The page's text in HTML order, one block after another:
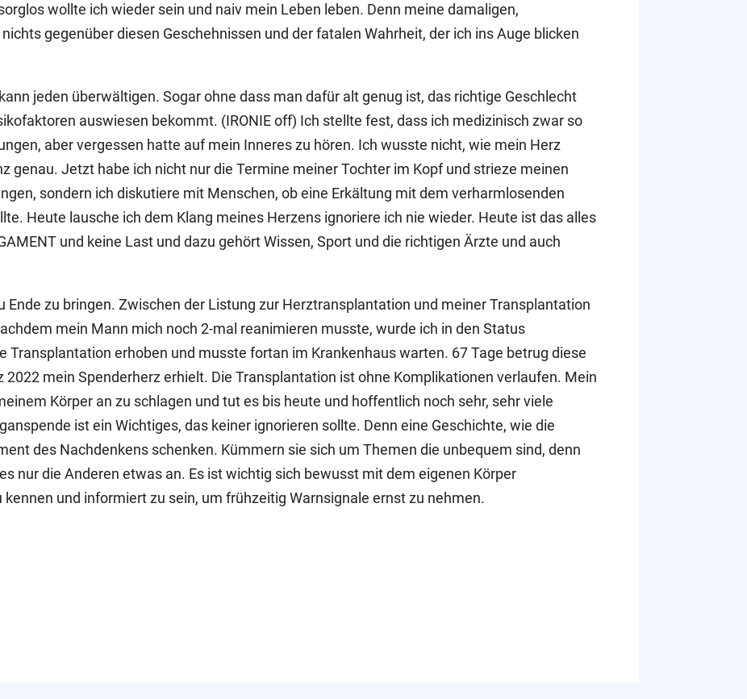
wollte ich wieder sein und naiv mein Leben leben. Denn meine damaligen,
gegenüber diesen Geschehnissen und der fatalen Wahrheit, der ich ins Auge blicken
jeden überwältigen. Sogar ohne dass man dafür alt genug ist, das richtige Geschlecht
auswiesen bekommt. (IRONIE off) Ich stellte fest, dass ich medizinisch zwar so
aber vergessen hatte auf mein Inneres zu hören. Ich wusste nicht, wie mein Herz
genau. Jetzt habe ich nicht nur die Termine meiner Tochter im Kopf und strieze meinen
sondern ich diskutiere mit Menschen, ob eine Erkältung mit dem verharmlosenden
Heute lausche ich dem Klang meines Herzens ignoriere ich nie wieder. Heute ist das alles
und keine Last und dazu gehört Wissen, Sport und die richtigen Ärzte und auch
Ende zu bringen. Zwischen der Listung zur Herztransplantation und meiner Transplantation
mein Mann mich noch 2-mal reanimieren musste, wurde ich in den Status
Transplantation erhoben und musste fortan im Krankenhaus warten. 67 Tage betrug diese
2022 mein Spenderherz erhielt. Die Transplantation ist ohne Komplikationen verlaufen. Mein
Körper an zu schlagen und tut es bis heute und hoffentlich noch sehr, sehr viele
ist ein Wichtiges, das keiner ignorieren sollte. Denn eine Geschichte, wie die
des Nachdenkens schenken. Kümmern sie sich um Themen die unbequem sind, denn
nur die Anderen etwas an. Es ist wichtig sich bewusst mit dem eigenen Körper
und informiert zu sein, um frühzeitig Warnsignale ernst zu nehmen.